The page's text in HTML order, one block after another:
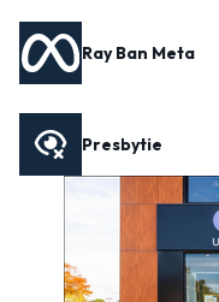
Ray Ban Meta
Presbytie